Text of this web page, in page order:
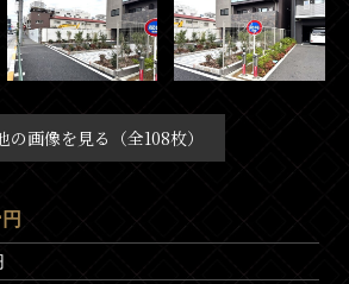
の画像を見る（全108枚）
円